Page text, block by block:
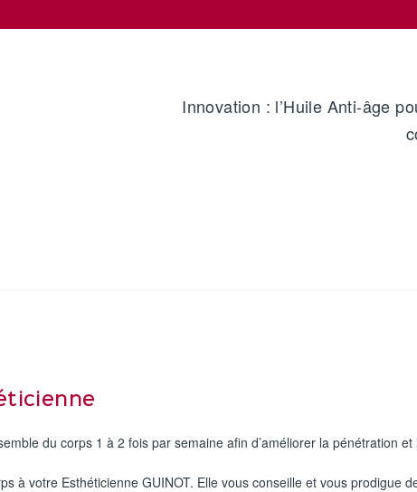
Innovation : l’Huile Anti-âge
du corps 1 à 2 fois par semaine afin d’améliorer la pénétration
à votre Esthéticienne GUINOT. Elle vous conseille et vous prodigue